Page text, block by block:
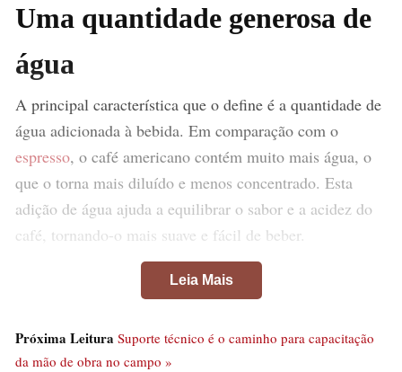
Uma quantidade generosa de
água
A principal característica que o define é a quantidade de
água adicionada à bebida. Em comparação com o
espresso, o café americano contém muito mais água, o
que o torna mais diluído e menos concentrado. Esta
adição de água ajuda a equilibrar o sabor e a acidez do
café, tornando-o mais suave e fácil de beber.
Leia Mais
Próxima Leitura Suporte técnico é o caminho para capacitação
da mão de obra no campo »